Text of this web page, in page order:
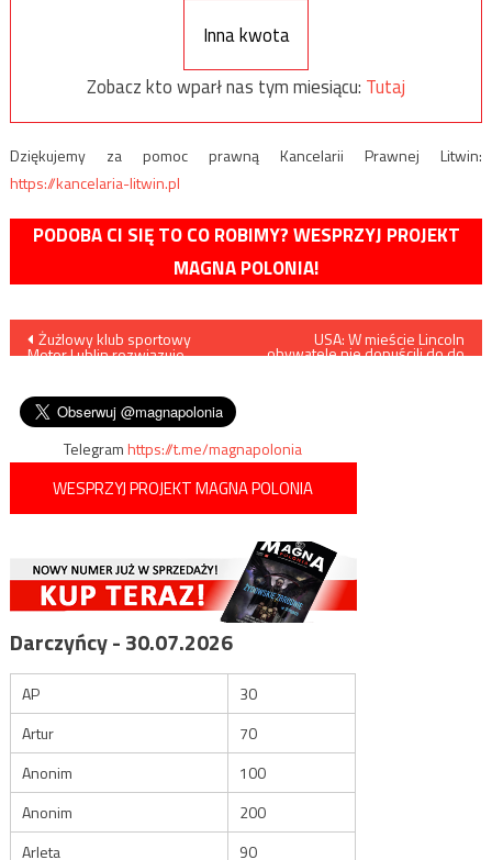
Inna kwota
Zobacz kto wparł nas tym miesiącu: Tutaj
Dziękujemy za pomoc prawną Kancelarii Prawnej Litwin:
https://kancelaria-litwin.pl
PODOBA CI SIĘ TO CO ROBIMY? WESPRZYJ PROJEKT
MAGNA POLONIA!
Nawigacja
Żużlowy klub sportowy
Motor Lublin rozwiązuje
USA: W mieście Lincoln
obywatele nie dopuścili do do
Telegramhttps://t.me/magnapolonia
WESPRZYJ PROJEKT MAGNA POLONIA
Darczyńcy - 30.07.2026
AP
30
Artur
70
Anonim
100
Anonim
200
Arleta
90